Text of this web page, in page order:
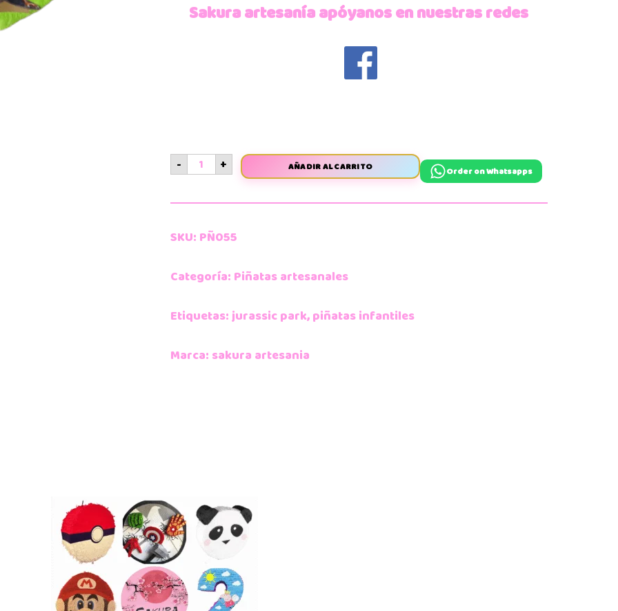
Sakura artesanía apóyanos en nuestras redes
- + AÑADIR AL CARRITO Order on Whatsapps
SKU: PÑ055
Categoría: Piñatas artesanales
Etiquetas:jurassic park,piñatas infantiles
Marca: sakura artesania